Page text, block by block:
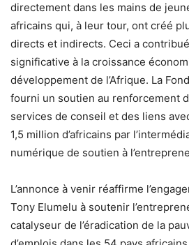
directement dans les mains de
africains qui, à leur tour, ont créé
directs et indirects. Ceci a
significative à la croissance
développement de l’Afrique. La
fourni un soutien au renforcement
services de conseil et des liens
1,5 million d’africains par
numérique de soutien à
L’annonce à venir réaffirme
Tony Elumelu à soutenir
catalyseur de l’éradication de la